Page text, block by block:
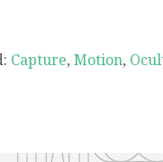
Capture, Motion,